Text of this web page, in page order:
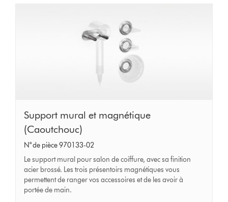
Support
mural
et
magnétique
(Caoutchouc)
Support mural et magnétique
(Caoutchouc)
N° de pièce 970133-02
Le support mural pour salon de coiffure, avec sa finition
acier brossé. Les trois présentoirs magnétiques vous
permettent de ranger vos accessoires et de les avoir à
portée de main.